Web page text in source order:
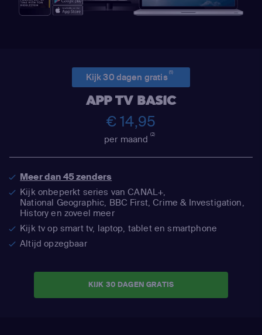
Kijk 30 dagen gratis(1)
APP TV BASIC
€ 14,95
per maand(2)
Meer dan 45 zenders
Kijk onbeperkt series van CANAL+,
National Geographic, BBC First, Crime & Investigation,
History en zoveel meer
Kijk tv op smart tv, laptop, tablet en smartphone
Altijd opzegbaar
KIJK 30 DAGEN GRATIS